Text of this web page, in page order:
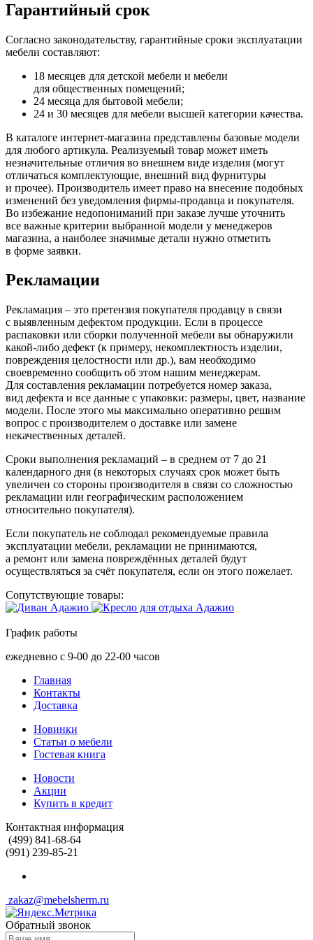
Гарантийный срок
Согласно законодательству, гарантийные сроки эксплуатации
мебели составляют:
18 месяцев для детской мебели и мебели
для общественных помещений;
24 месяца для бытовой мебели;
24 и 30 месяцев для мебели высшей категории качества.
В каталоге интернет-магазина представлены базовые модели
для любого артикула. Реализуемый товар может иметь
незначительные отличия во внешнем виде изделия (могут
отличаться комплектующие, внешний вид фурнитуры
и прочее). Производитель имеет право на внесение подобных
изменений без уведомления фирмы-продавца и покупателя.
Во избежание недопониманий при заказе лучше уточнить
все важные критерии выбранной модели у менеджеров
магазина, а наиболее значимые детали нужно отметить
в форме заявки.
Рекламации
Рекламация – это претензия покупателя продавцу в связи
с выявленным дефектом продукции. Если в процессе
распаковки или сборки полученной мебели вы обнаружили
какой-либо дефект (к примеру, некомплектность изделии,
повреждения целостности или др.), вам необходимо
своевременно сообщить об этом нашим менеджерам.
Для составления рекламации потребуется номер заказа,
вид дефекта и все данные с упаковки: размеры, цвет, название
модели. После этого мы максимально оперативно решим
вопрос с производителем о доставке или замене
некачественных деталей.
Сроки выполнения рекламаций – в среднем от 7 до 21
календарного дня (в некоторых случаях срок может быть
увеличен со стороны производителя в связи со сложностью
рекламации или географическим расположением
относительно покупателя).
Если покупатель не соблюдал рекомендуемые правила
эксплуатации мебели, рекламации не принимаются,
а ремонт или замена повреждённых деталей будут
осуществляться за счёт покупателя, если он этого пожелает.
Сопутствующие товары:
График работы
ежедневно с 9-00 до 22-00 часов
Главная
Контакты
Доставка
Новинки
Статьи о мебели
Гостевая книга
Новости
Акции
Купить в кредит
Контактная информация
(499) 841-68-64
(991) 239-85-21
zakaz@mebelsherm.ru
Обратный звонок